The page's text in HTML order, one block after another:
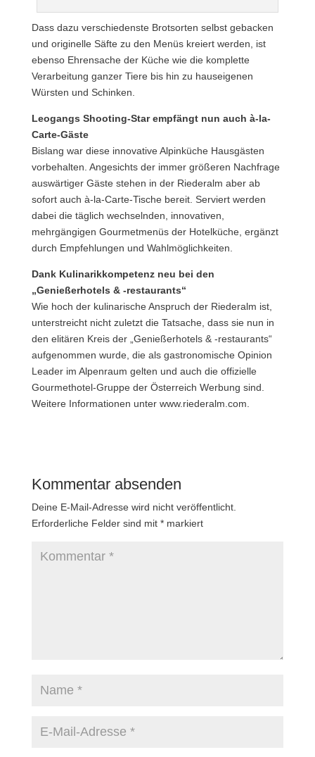
Dass dazu verschiedenste Brotsorten selbst gebacken
und originelle Säfte zu den Menüs kreiert werden, ist
ebenso Ehrensache der Küche wie die komplette
Verarbeitung ganzer Tiere bis hin zu hauseigenen
Würsten und Schinken.
Leogangs Shooting-Star empfängt nun auch à-la-
Carte-Gäste
Bislang war diese innovative Alpinküche Hausgästen
vorbehalten. Angesichts der immer größeren Nachfrage
auswärtiger Gäste stehen in der Riederalm aber ab
sofort auch à-la-Carte-Tische bereit. Serviert werden
dabei die täglich wechselnden, innovativen,
mehrgängigen Gourmetmenüs der Hotelküche, ergänzt
durch Empfehlungen und Wahlmöglichkeiten.
Dank Kulinarikkompetenz neu bei den
„Genießerhotels & -restaurants“
Wie hoch der kulinarische Anspruch der Riederalm ist,
unterstreicht nicht zuletzt die Tatsache, dass sie nun in
den elitären Kreis der „Genießerhotels & -restaurants“
aufgenommen wurde, die als gastronomische Opinion
Leader im Alpenraum gelten und auch die offizielle
Gourmethotel-Gruppe der Österreich Werbung sind.
Weitere Informationen unter www.riederalm.com.
Kommentar absenden
Deine E-Mail-Adresse wird nicht veröffentlicht.
Erforderliche Felder sind mit *markiert